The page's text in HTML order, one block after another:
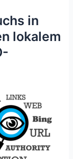
in
lokalem